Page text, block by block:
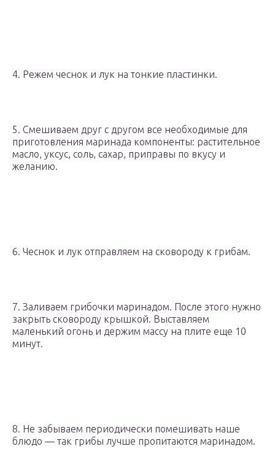
4. Режем чеснок и лук на тонкие пластинки.
5. Смешиваем друг с другом все необходимые для
приготовления маринада компоненты: растительное
масло, уксус, соль, сахар, приправы по вкусу и
желанию.
6. Чеснок и лук отправляем на сковороду к грибам.
7. Заливаем грибочки маринадом. После этого нужно
закрыть сковороду крышкой. Выставляем
маленький огонь и держим массу на плите еще 10
минут.
8. Не забываем периодически помешивать наше
блюдо — так грибы лучше пропитаются маринадом.